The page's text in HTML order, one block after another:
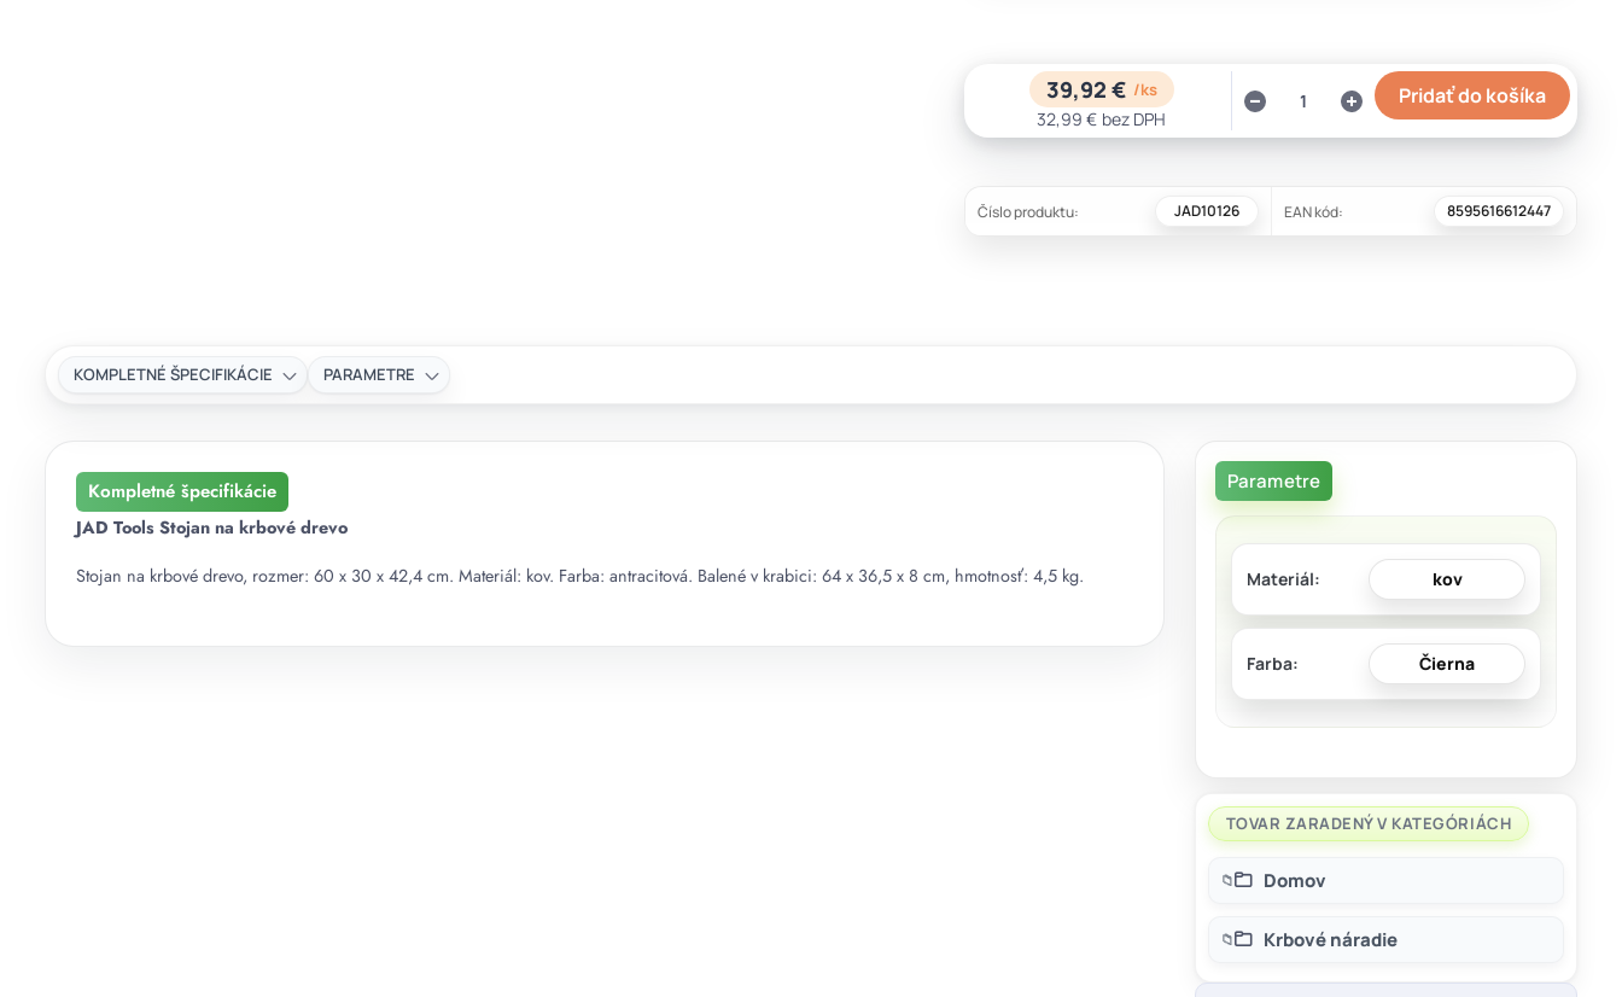
39,92 € /ks
32,99 € bez DPH
Pridať do košíka
Číslo produktu: JAD10126 EAN kód: 8595616612447
KOMPLETNÉ ŠPECIFIKÁCIE PARAMETRE
Kompletné špecifikácie
JAD Tools Stojan na krbové drevo
Stojan na krbové drevo, rozmer: 60 x 30 x 42,4 cm. Materiál: kov. Farba: antracitová. Balené v krabici: 64 x 36,5 x 8 cm, hmotnosť: 4,5 kg.
Parametre
Materiál kov
Farba Čierna
TOVAR ZARADENÝ V KATEGÓRIÁCH
Domov
Krbové náradie